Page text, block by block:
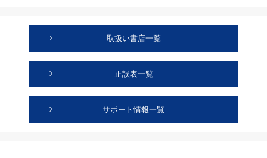
取扱い書店一覧
正誤表一覧
サポート情報一覧